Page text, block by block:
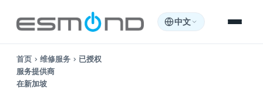
中文
首页 › 维修服务 › 已授权
服务提供商
在新加坡